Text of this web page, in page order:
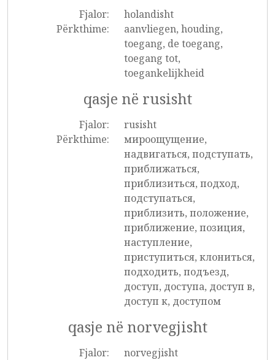
Fjalor:
holandisht
Përkthime:
aanvliegen, houding,
toegang, de toegang,
toegang tot,
toegankelijkheid
qasje në rusisht
Fjalor:
rusisht
Përkthime:
мироощущение,
надвигаться, подступать,
приближаться,
приблизиться, подход,
подступаться,
приблизить, положение,
приближение, позиция,
наступление,
приступиться, клониться,
подходить, подъезд,
доступ, доступа, доступ в,
доступ к, доступом
qasje në norvegjisht
Fjalor:
norvegjisht